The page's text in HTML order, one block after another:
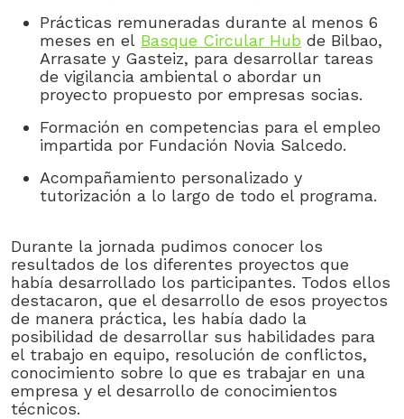
Prácticas remuneradas durante al menos 6
meses en el Basque Circular Hub de Bilbao,
Arrasate y Gasteiz, para desarrollar tareas
de vigilancia ambiental o abordar un
proyecto propuesto por empresas socias.
Formación en competencias para el empleo
impartida por Fundación Novia Salcedo.
Acompañamiento personalizado y
tutorización a lo largo de todo el programa.
Durante la jornada pudimos conocer los
resultados de los diferentes proyectos que
había desarrollado los participantes. Todos ellos
destacaron, que el desarrollo de esos proyectos
de manera práctica, les había dado la
posibilidad de desarrollar sus habilidades para
el trabajo en equipo, resolución de conflictos,
conocimiento sobre lo que es trabajar en una
empresa y el desarrollo de conocimientos
técnicos.